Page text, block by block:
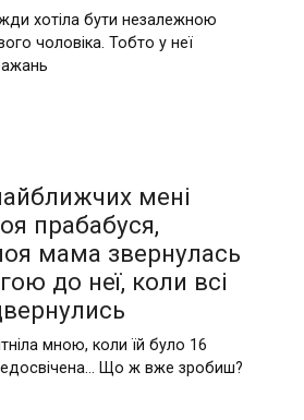
хотіла бути незалежною
чоловіка. Тобто у неї
мені
прабабуся,
мама звернулась
до неї, коли всі
мною, коли їй було 16
Що ж вже зробиш?